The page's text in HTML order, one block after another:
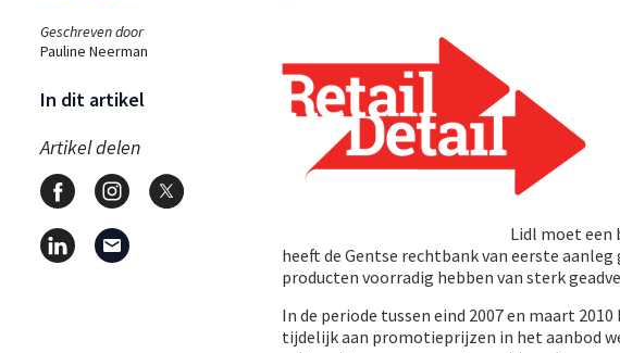
Geschreven door
Pauline Neerman
In dit artikel
Artikel delen
Lidl moet een
heeft de Gentse rechtbank van eerste
producten voorradig hebben van sterk
In de periode tussen eind 2007 en maart
tijdelijk aan promotieprijzen in het aanbod